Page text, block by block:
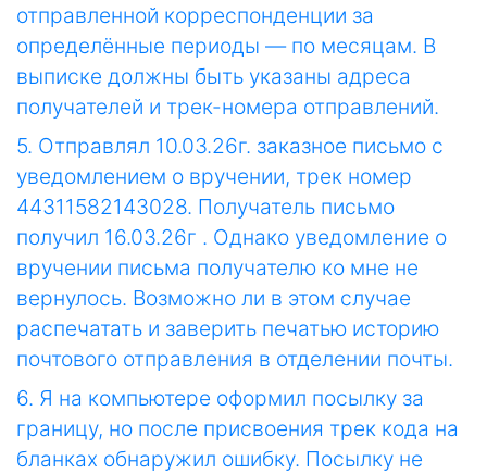
отправленной корреспонденции за
определённые периоды — по месяцам. В
выписке должны быть указаны адреса
получателей и трек-номера отправлений.
5. Отправлял 10.03.26г. заказное письмо с
уведомлением о вручении, трек номер
44311582143028. Получатель письмо
получил 16.03.26г . Однако уведомление о
вручении письма получателю ко мне не
вернулось. Возможно ли в этом случае
распечатать и заверить печатью историю
почтового отправления в отделении почты.
6. Я на компьютере оформил посылку за
границу, но после присвоения трек кода на
бланках обнаружил ошибку. Посылку не